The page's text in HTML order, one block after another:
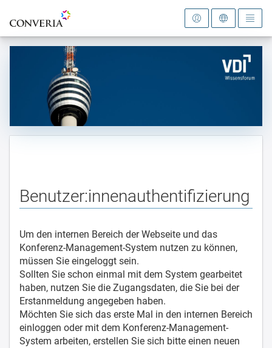
Zur Startseite
Benutzer:innenauthentifizierung
Um den internen Bereich der Webseite und das
Konferenz-Management-System nutzen zu können,
müssen Sie eingeloggt sein.
Sollten Sie schon einmal mit dem System gearbeitet
haben, nutzen Sie die Zugangsdaten, die Sie bei der
Erstanmeldung angegeben haben.
Möchten Sie sich das erste Mal in den internen Bereich
einloggen oder mit dem Konferenz-Management-
System arbeiten, erstellen Sie sich bitte einen neuen